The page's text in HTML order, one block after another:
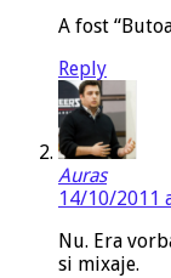
A fost
Reply
Auras
14/10/2011
Nu. Era
si mixaje.